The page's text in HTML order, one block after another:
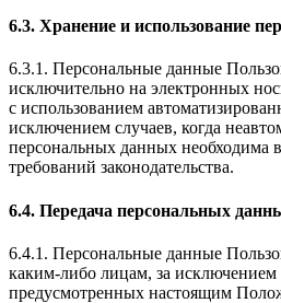
6.3. Хранение и использование
6.3.1. Персональные данные
исключительно на электронных
с использованием
исключением случаев, когда
персональных данных необходима
требований законодательства.
6.4. Передача персональных
6.4.1. Персональные данные
каким-либо лицам, за исключением
предусмотренных настоящим